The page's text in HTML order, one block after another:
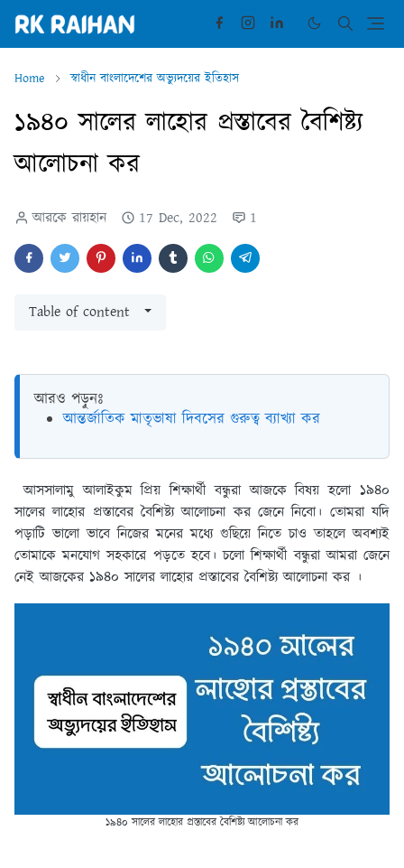
Home স্বাধীন বাংলাদেশের অভ্যুদয়ের ইতিহাস
১৯৪০ সালের লাহোর প্রস্তাবের বৈশিষ্ট্য
আলোচনা কর
আরকে রায়হান 17 Dec, 2022 1
Table of content
আরও পড়ুনঃ
আন্তর্জাতিক মাতৃভাষা দিবসের গুরুত্ব ব্যাখ্যা কর
আসসালামু আলাইকুম প্রিয় শিক্ষার্থী বন্ধুরা আজকে বিষয় হলো ১৯৪০
সালের লাহোর প্রস্তাবের বৈশিষ্ট্য আলোচনা কর জেনে নিবো। তোমরা যদি
পড়াটি ভালো ভাবে নিজের মনের মধ্যে গুছিয়ে নিতে চাও তাহলে অবশ্যই
তোমাকে মনযোগ সহকারে পড়তে হবে। চলো শিক্ষার্থী বন্ধুরা আমরা জেনে
নেই আজকের ১৯৪০ সালের লাহোর প্রস্তাবের বৈশিষ্ট্য আলোচনা কর ।
১৯৪০ সালের লাহোর প্রস্তাবের বৈশিষ্ট্য আলোচনা কর